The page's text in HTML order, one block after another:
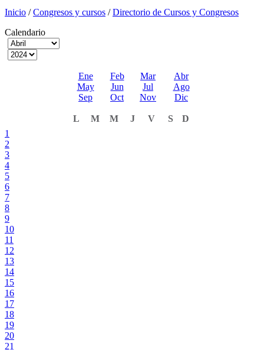
Inicio /Congresos y cursos /Directorio de Cursos y Congresos
Calendario
Ene Feb Mar
Abr
May
Jun Jul
Ago
Sep
Oct Nov Dic
L M M J V S
D
1
2
3
4
5
6
7
8
9
10
11
12
13
14
15
16
17
18
19
20
21